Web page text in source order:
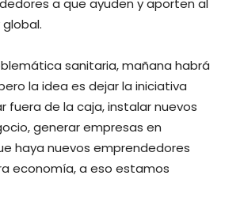
a que ayuden y aporten al
sanitaria, mañana habrá
la idea es dejar la iniciativa
fuera de la caja, instalar nuevos
generar empresas en
haya nuevos emprendedores
economía, a eso estamos